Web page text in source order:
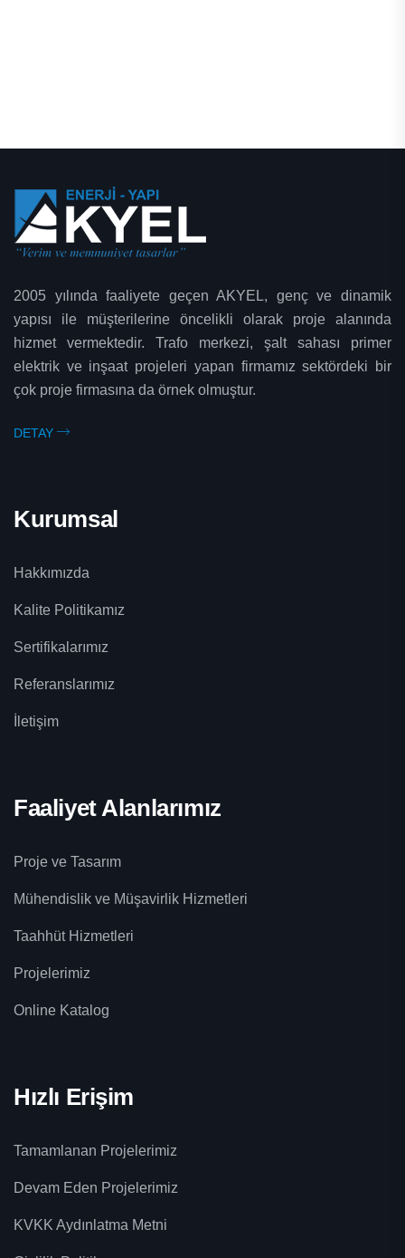
2005 yılında faaliyete geçen AKYEL, genç ve dinamik
yapısı ile müşterilerine öncelikli olarak proje alanında
hizmet vermektedir. Trafo merkezi, şalt sahası primer
elektrik ve inşaat projeleri yapan firmamız sektördeki bir
çok proje firmasına da örnek olmuştur.
DETAY
Kurumsal
Hakkımızda
Kalite Politikamız
Sertifikalarımız
Referanslarımız
İletişim
Faaliyet Alanlarımız
Proje ve Tasarım
Mühendislik ve Müşavirlik Hizmetleri
Taahhüt Hizmetleri
Projelerimiz
Online Katalog
Hızlı Erişim
Tamamlanan Projelerimiz
Devam Eden Projelerimiz
KVKK Aydınlatma Metni